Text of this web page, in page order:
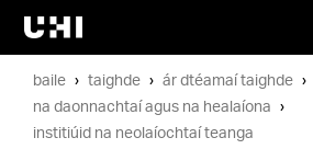
baile taighde
ár dtéamaí taighde
na daonnachtaí agus na healaíona
institiúid na neolaíochtaí teanga